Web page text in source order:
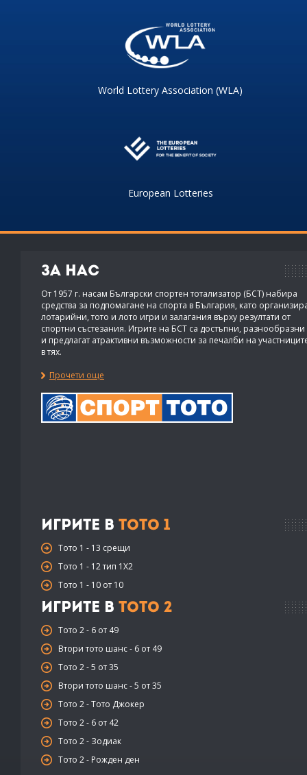
World Lottery Association (WLA)
European Lotteries
За нас
От 1957 г. насам Български спортен тотализатор (БСТ) набира
средства за подпомагане на спорта в България, като
лотарийни, тото и лото игри и залагания върху резултати от
спортни състезания. Игрите на БСТ са достъпни, разнообразни
и предлагат атрактивни възможности за печалби на
в тях.
Прочети още
Игрите в Тото 1
Тото 1 - 13 срещи
Тото 1 - 12 тип 1X2
Тото 1 - 10 от 10
Игрите в Тото 2
Тото 2 - 6 от 49
Втори тото шанс - 6 от 49
Тото 2 - 5 от 35
Втори тото шанс - 5 от 35
Тото 2 - Тото Джокер
Тото 2 - 6 от 42
Тото 2 - Зодиак
Тото 2 - Рожден ден